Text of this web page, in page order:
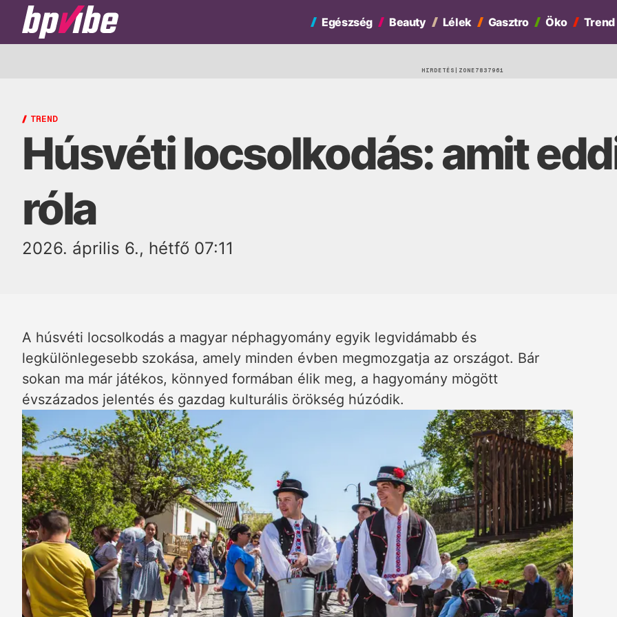
BP
Egészség Beauty Lélek Gasztro Öko
Trend
HIRDETÉS
TREND
Húsvéti locsolkodás: amit
róla
2026. április 6., hétfő 07:11
A húsvéti locsolkodás a magyar néphagyomány egyik legvidámabb és
legkülönlegesebb szokása, amely minden évben megmozgatja az országot. Bár
sokan ma már játékos, könnyed formában élik meg, a hagyomány mögött
évszázados jelentés és gazdag kulturális örökség húzódik.